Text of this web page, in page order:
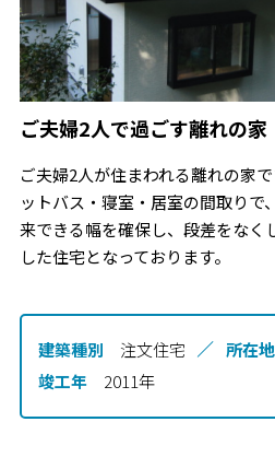
ご夫婦2人で過ごす離れの家
ご夫婦2人が住まわれる離れの家
ットバス・寝室・居室の間取りで
来できる幅を確保し、段差をなく
した住宅となっております。
建築種別 注文住宅 所在地
竣工年
2011年